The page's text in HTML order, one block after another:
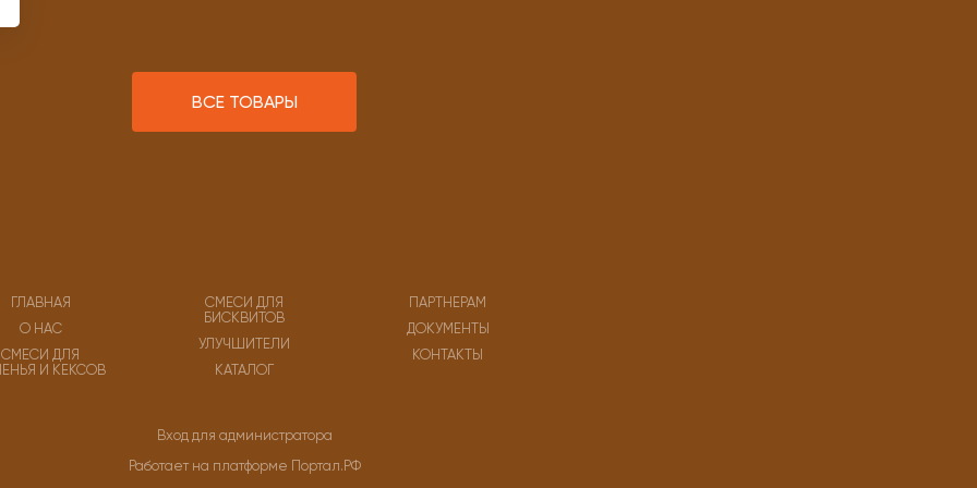
ВСЕ ТОВАРЫ
ГЛАВНАЯ
О НАС
СМЕСИ ДЛЯ
И КЕКСОВ
СМЕСИ ДЛЯ
БИСКВИТОВ
УЛУЧШИТЕЛИ
КАТАЛОГ
ПАРТНЕРАМ
ДОКУМЕНТЫ
КОНТАКТЫ
Вход для администратора
Работает на платформе Портал.РФ